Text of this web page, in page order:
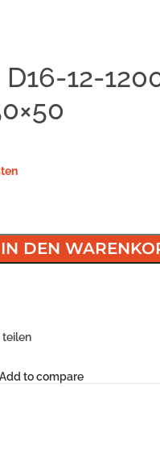
12-
IN DEN
Add to compare